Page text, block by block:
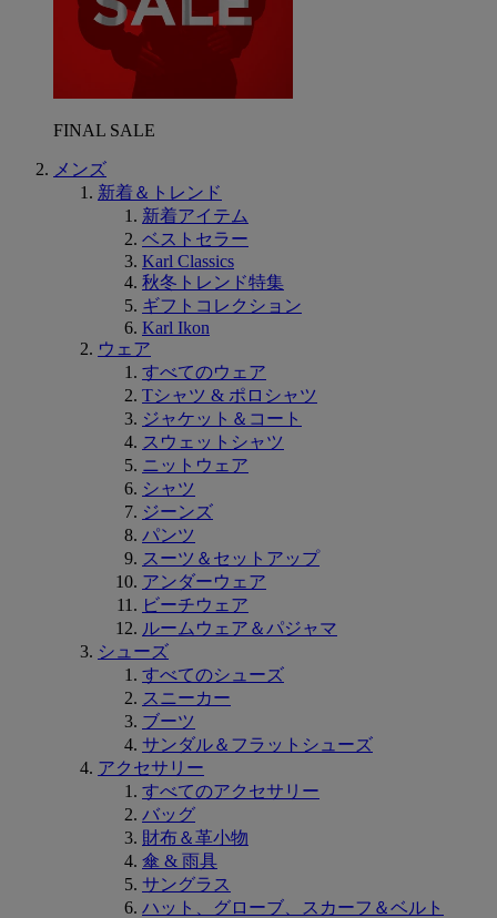
FINAL SALE
メンズ
新着＆トレンド
新着アイテム
ベストセラー
Karl Classics
秋冬トレンド特集
ギフトコレクション
Karl Ikon
ウェア
すべてのウェア
Tシャツ & ポロシャツ
ジャケット＆コート
スウェットシャツ
ニットウェア
シャツ
ジーンズ
パンツ
スーツ＆セットアップ
アンダーウェア
ビーチウェア
ルームウェア＆パジャマ
シューズ
すべてのシューズ
スニーカー
ブーツ
サンダル＆フラットシューズ
アクセサリー
すべてのアクセサリー
バッグ
財布＆革小物
傘 & 雨具
サングラス
ハット、グローブ、スカーフ＆ベルト